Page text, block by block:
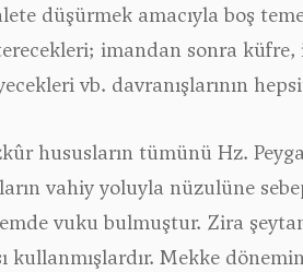
düşürmek amacıyla boş
imandan sonra
vb. davranışlarının
hususların tümünü Hz.
vahiy yoluyla nüzulüne
vuku bulmuştur. Zira
kullanmışlardır. Mekke